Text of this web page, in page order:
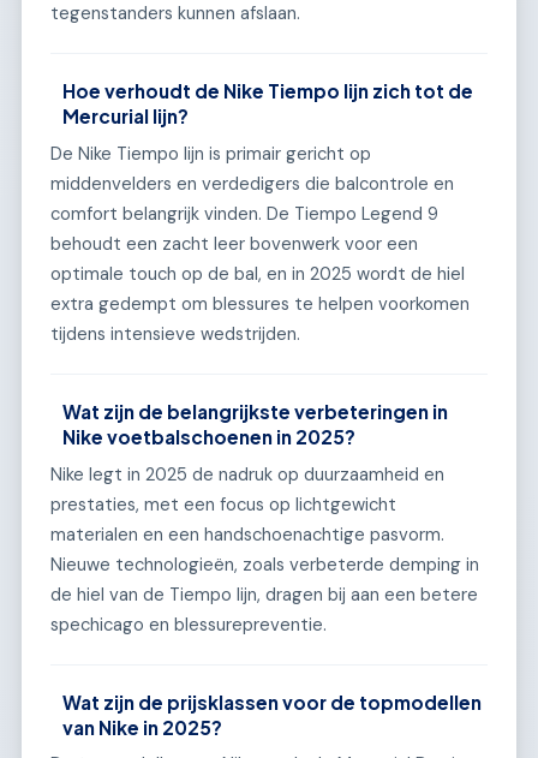
tegenstanders kunnen afslaan.
Hoe verhoudt de Nike Tiempo lijn zich tot de
Mercurial lijn?
De Nike Tiempo lijn is primair gericht op
middenvelders en verdedigers die balcontrole en
comfort belangrijk vinden. De Tiempo Legend 9
behoudt een zacht leer bovenwerk voor een
optimale touch op de bal, en in 2025 wordt de hiel
extra gedempt om blessures te helpen voorkomen
tijdens intensieve wedstrijden.
Wat zijn de belangrijkste verbeteringen in
Nike voetbalschoenen in 2025?
Nike legt in 2025 de nadruk op duurzaamheid en
prestaties, met een focus op lichtgewicht
materialen en een handschoenachtige pasvorm.
Nieuwe technologieën, zoals verbeterde demping in
de hiel van de Tiempo lijn, dragen bij aan een betere
spechicago en blessurepreventie.
Wat zijn de prijsklassen voor de topmodellen
van Nike in 2025?